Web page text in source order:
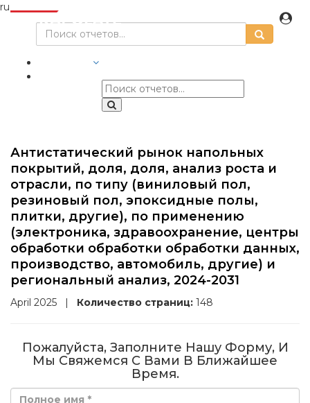
ru
Антистатический рынок напольных
покрытий, доля, доля, анализ роста и
отрасли, по типу (виниловый пол,
резиновый пол, эпоксидные полы,
плитки, другие), по применению
(электроника, здравоохранение, центры
обработки обработки обработки данных,
производство, автомобиль, другие) и
региональный анализ, 2024-2031
April 2025 | Количество страниц: 148
Пожалуйста, Заполните Нашу Форму, И
Мы Свяжемся С Вами В Ближайшее
Время.